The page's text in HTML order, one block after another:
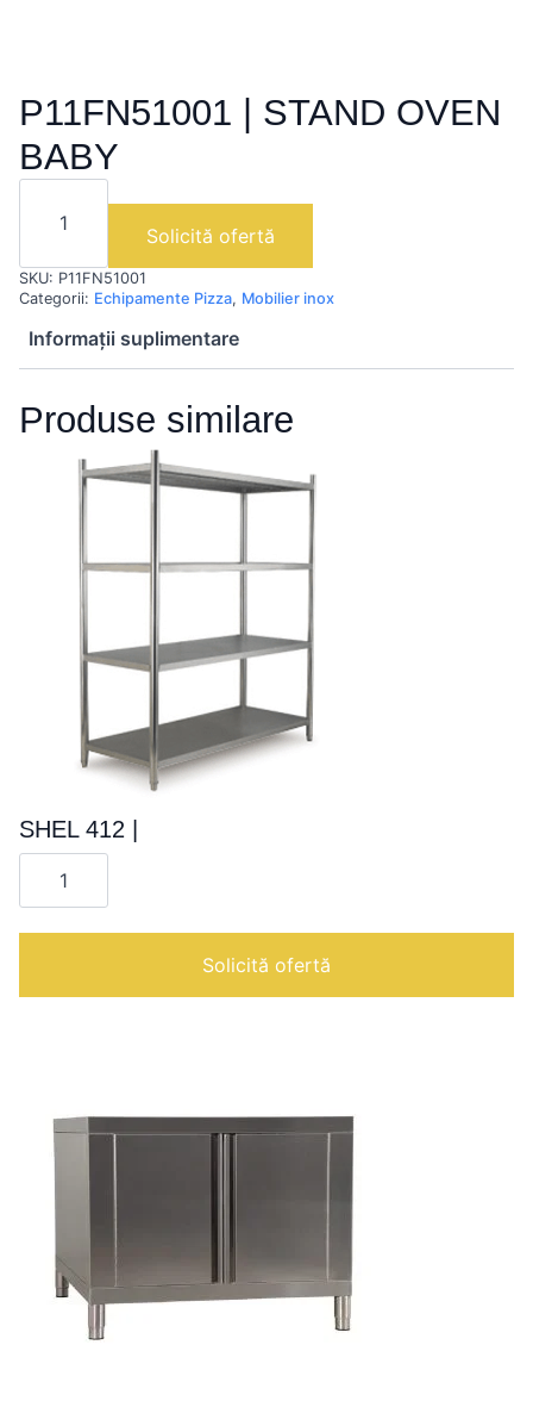
P11FN51001 | STAND OVEN
BABY
Cantitate
P11FN51001
OVEN
BABY
Solicită ofertă
SKU: P11FN51001
Categorii: Echipamente Pizza, Mobilier inox
Informații suplimentare
Produse similare
SHEL 412 |
Cantitate
SHEL
Solicită ofertă